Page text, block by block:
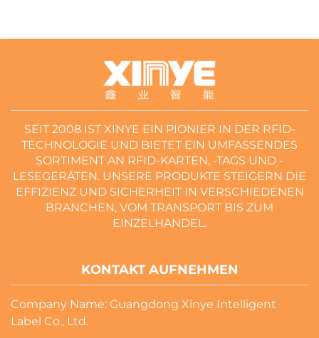
SEIT 2008 IST XINYE EIN PIONIER IN DER RFID-
TECHNOLOGIE UND BIETET EIN UMFASSENDES
SORTIMENT AN RFID-KARTEN, -TAGS UND -
LESEGERÄTEN. UNSERE PRODUKTE STEIGERN DIE
EFFIZIENZ UND SICHERHEIT IN VERSCHIEDENEN
BRANCHEN, VOM TRANSPORT BIS ZUM
EINZELHANDEL.
KONTAKT AUFNEHMEN
Company Name: Guangdong Xinye Intelligent
Label Co., Ltd.